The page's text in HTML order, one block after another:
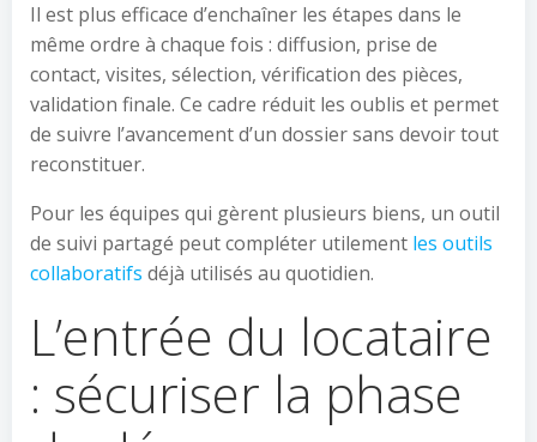
Il est plus efficace d’enchaîner les étapes dans le
même ordre à chaque fois : diffusion, prise de
contact, visites, sélection, vérification des pièces,
validation finale. Ce cadre réduit les oublis et permet
de suivre l’avancement d’un dossier sans devoir tout
reconstituer.
Pour les équipes qui gèrent plusieurs biens, un outil
de suivi partagé peut compléter utilement les outils
collaboratifs déjà utilisés au quotidien.
L’entrée du locataire
: sécuriser la phase